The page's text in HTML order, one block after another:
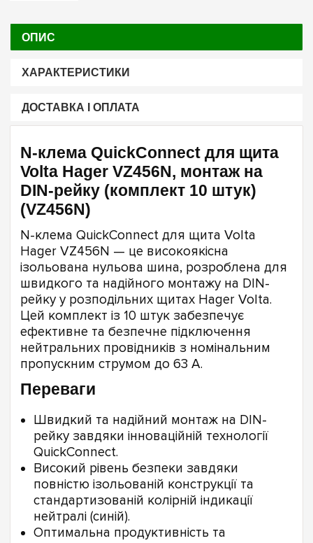
ОПИС
ХАРАКТЕРИСТИКИ
ДОСТАВКА І ОПЛАТА
N-клема QuickConnect для щита
Volta Hager VZ456N, монтаж на
DIN-рейку (комплект 10 штук)
(VZ456N)
N-клема QuickConnect для щита Volta
Hager VZ456N — це високоякісна
ізольована нульова шина, розроблена для
швидкого та надійного монтажу на DIN-
рейку у розподільних щитах Hager Volta.
Цей комплект із 10 штук забезпечує
ефективне та безпечне підключення
нейтральних провідників з номінальним
пропускним струмом до 63 А.
Переваги
Швидкий та надійний монтаж на DIN-
рейку завдяки інноваційній технології
QuickConnect.
Високий рівень безпеки завдяки
повністю ізольованій конструкції та
стандартизованій колірній індикації
нейтралі (синій).
Оптимальна продуктивність та